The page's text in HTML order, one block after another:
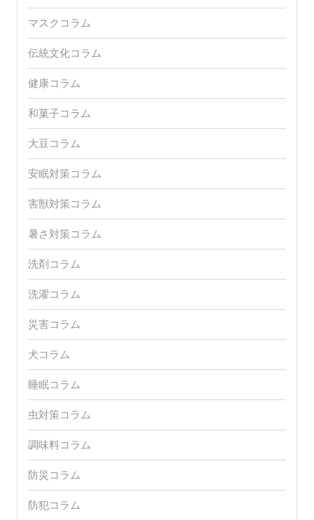
マスクコラム
伝統文化コラム
健康コラム
和菓子コラム
大豆コラム
安眠対策コラム
害獣対策コラム
暑さ対策コラム
洗剤コラム
洗濯コラム
災害コラム
犬コラム
睡眠コラム
虫対策コラム
調味料コラム
防災コラム
防犯コラム